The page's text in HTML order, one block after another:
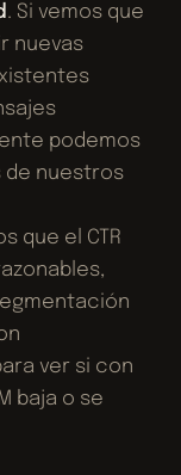
. Si vemos que
nuevas
podemos
de nuestros
que el CTR
ver si con
baja o se